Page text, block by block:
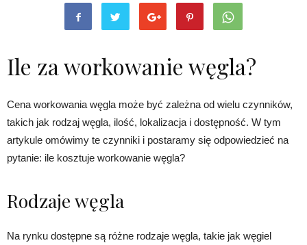
Ile za workowanie węgla?
Cena workowania węgla może być zależna od wielu czynników,
takich jak rodzaj węgla, ilość, lokalizacja i dostępność. W tym
artykule omówimy te czynniki i postaramy się odpowiedzieć na
pytanie: ile kosztuje workowanie węgla?
Rodzaje węgla
Na rynku dostępne są różne rodzaje węgla, takie jak węgiel